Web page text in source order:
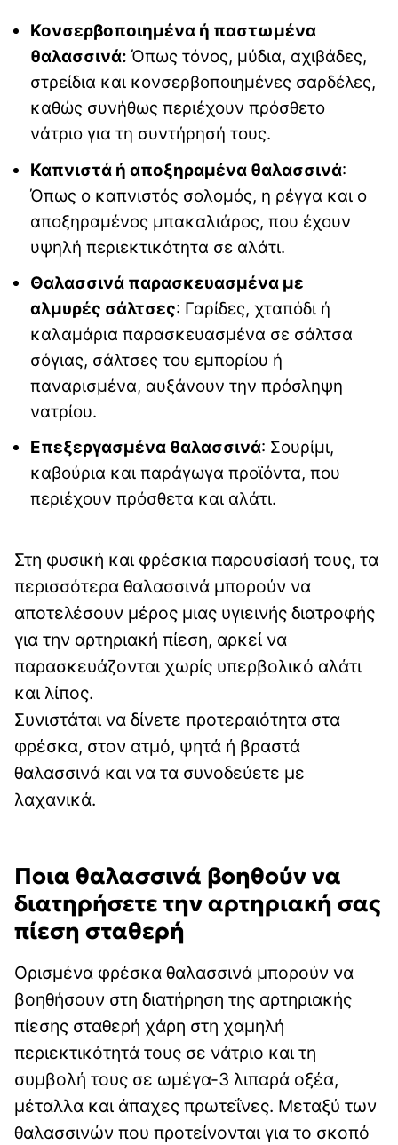
Κονσερβοποιημένα ή παστωμένα
θαλασσινά: Όπως τόνος, μύδια, αχιβάδες,
στρείδια και κονσερβοποιημένες σαρδέλες,
καθώς συνήθως περιέχουν πρόσθετο
νάτριο για τη συντήρησή τους.
Καπνιστά ή αποξηραμένα θαλασσινά:
Όπως ο καπνιστός σολομός, η ρέγγα και ο
αποξηραμένος μπακαλιάρος, που έχουν
υψηλή περιεκτικότητα σε αλάτι.
Θαλασσινά παρασκευασμένα με
αλμυρές σάλτσες: Γαρίδες, χταπόδι ή
καλαμάρια παρασκευασμένα σε σάλτσα
σόγιας, σάλτσες του εμπορίου ή
παναρισμένα, αυξάνουν την πρόσληψη
νατρίου.
Επεξεργασμένα θαλασσινά: Σουρίμι,
καβούρια και παράγωγα προϊόντα, που
περιέχουν πρόσθετα και αλάτι.
Στη φυσική και φρέσκια παρουσίασή τους, τα
περισσότερα θαλασσινά μπορούν να
αποτελέσουν μέρος μιας υγιεινής διατροφής
για την αρτηριακή πίεση, αρκεί να
παρασκευάζονται χωρίς υπερβολικό αλάτι
και λίπος.
Συνιστάται να δίνετε προτεραιότητα στα
φρέσκα, στον ατμό, ψητά ή βραστά
θαλασσινά και να τα συνοδεύετε με
λαχανικά.
Ποια θαλασσινά βοηθούν να
διατηρήσετε την αρτηριακή σας
πίεση σταθερή
Ορισμένα φρέσκα θαλασσινά μπορούν να
βοηθήσουν στη διατήρηση της αρτηριακής
πίεσης σταθερή χάρη στη χαμηλή
περιεκτικότητά τους σε νάτριο και τη
συμβολή τους σε ωμέγα-3 λιπαρά οξέα,
μέταλλα και άπαχες πρωτεΐνες. Μεταξύ των
θαλασσινών που προτείνονται για το σκοπό